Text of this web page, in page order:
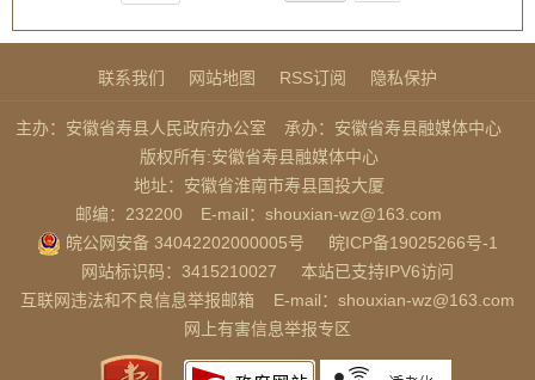
联系我们 网站地图 RSS订阅 隐私保护
主办：安徽省寿县人民政府办公室
承办：安徽省寿县融媒体中心
版权所有:安徽省寿县融媒体中心
地址：安徽省淮南市寿县国投大厦
邮编：232200
E-mail：shouxian-wz@163.com
皖公网安备 34042202000005号
皖ICP备19025266号-1
网站标识码：3415210027
本站已支持IPV6访问
互联网违法和不良信息举报邮箱
E-mail：shouxian-wz@163.com
网上有害信息举报专区